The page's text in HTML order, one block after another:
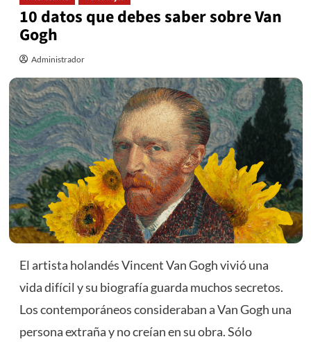
10 datos que debes saber sobre Van
Gogh
Administrador
El artista holandés Vincent Van Gogh vivió una
vida difícil y su biografía guarda muchos secretos.
Los contemporáneos consideraban a Van Gogh una
persona extraña y no creían en su obra. Sólo